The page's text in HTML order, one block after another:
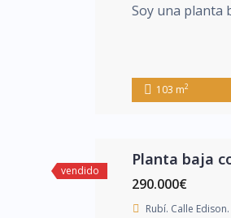
Soy una planta
103 m2
vendido
Planta baja
290.000€
Rubí. Calle